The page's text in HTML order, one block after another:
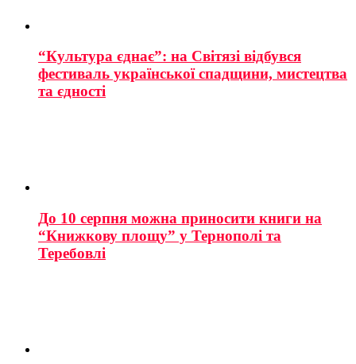
“Культура єднає”: на Світязі відбувся
фестиваль української спадщини, мистецтва
та єдності
До 10 серпня можна приносити книги на
“Книжкову площу” у Тернополі та
Теребовлі